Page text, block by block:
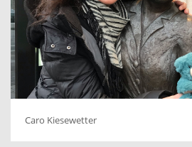
Caro Kiesewetter